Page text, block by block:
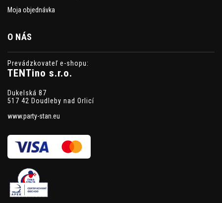
Moja objednávka
O NÁS
Prevádzkovateľ e-shopu:
TENTino s.r.o.
Dukelská 87
517 42 Doudleby nad Orlicí
www.party-stan.eu